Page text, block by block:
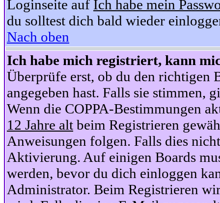
Loginseite auf Ich habe mein
du solltest dich bald wieder
Nach oben
Ich habe mich registriert, kann
Überprüfe erst, ob du den richtigen
angegeben hast. Falls sie stimmen,
Wenn die COPPA-Bestimmungen
12 Jahre alt beim Registrieren
Anweisungen folgen. Falls dies
Aktivierung. Auf einigen Boards
werden, bevor du dich einloggen
Administrator. Beim Registrieren